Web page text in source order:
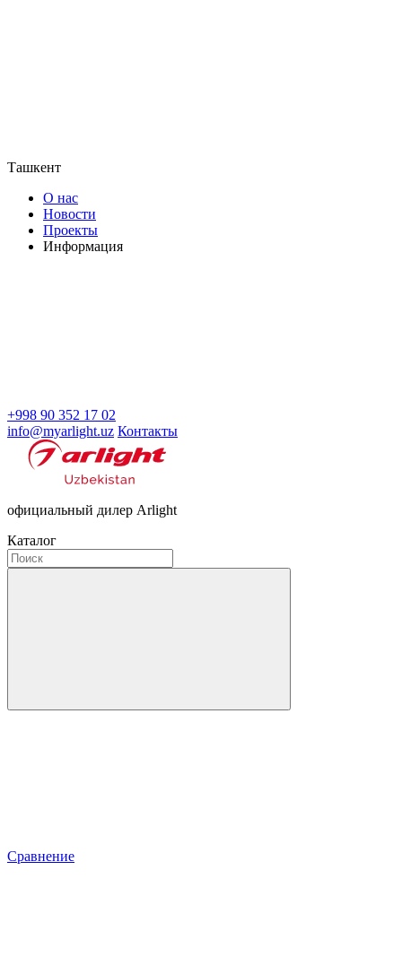
Ташкент
О нас
Новости
Проекты
Информация
+998 90 352 17 02
info@myarlight.uz Контакты
официальный дилер Arlight
Каталог
Сравнение